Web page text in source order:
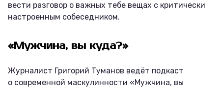
вести разговор о важных тебе вещах с критически
настроенным собеседником.
«Мужчина, вы куда?»
Журналист Григорий Туманов ведёт подкаст
о современной маскулинности «Мужчина, вы